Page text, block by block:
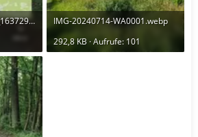
Screenshot_20240714_163729_Komoot.webp
IMG-20240714-WA0001.webp
292,8 KB · Aufrufe: 101